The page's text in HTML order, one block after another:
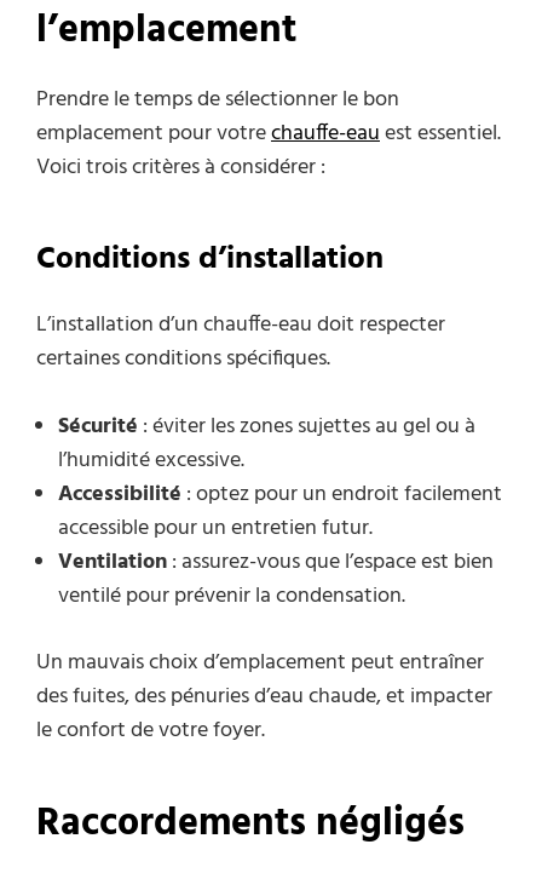
l’emplacement
Prendre le temps de sélectionner le bon
emplacement pour votrechauffe-eauest essentiel.
Voici trois critères à considérer :
Conditions d’installation
L’installation d’un chauffe-eau doit respecter
certaines conditions spécifiques.
Sécurité : éviter les zones sujettes au gel ou à
l’humidité excessive.
Accessibilité : optez pour un endroit facilement
accessible pour un entretien futur.
Ventilation: assurez-vous que l’espace est bien
ventilé pour prévenir la condensation.
Un mauvais choix d’emplacement peut entraîner
des fuites, des pénuries d’eau chaude, et impacter
le confort de votre foyer.
Raccordements négligés